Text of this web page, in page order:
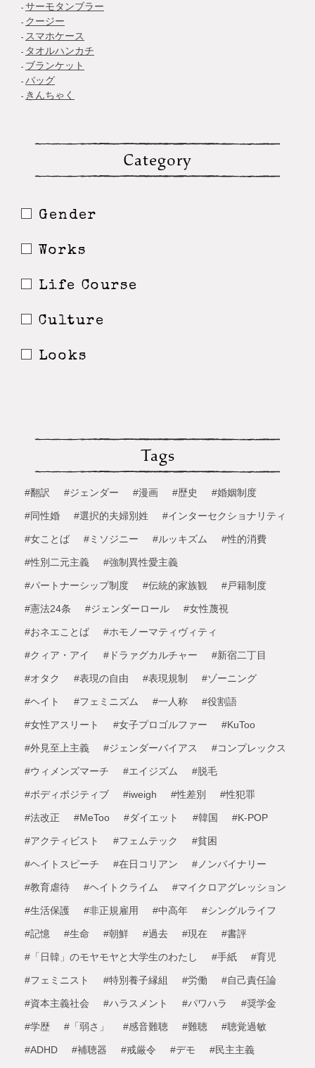
サーモタンブラー
クージー
スマホケース
タオルハンカチ
ブランケット
バッグ
きんちゃく
Category
Gender
Works
Life Course
Culture
Looks
Tags
#翻訳 #ジェンダー #漫画 #歴史 #婚姻制度
#同性婚 #選択的夫婦別姓 #インターセクショナリティ
#女ことば #ミソジニー #ルッキズム #性的消費
#性別二元主義 #強制異性愛主義
#パートナーシップ制度 #伝統的家族観 #戸籍制度
#憲法24条 #ジェンダーロール #女性蔑視
#おネエことば #ホモノーマティヴィティ
#クィア・アイ #ドラァグカルチャー #新宿二丁目
#オタク #表現の自由 #表現規制 #ゾーニング
#ヘイト #フェミニズム #一人称 #役割語
#女性アスリート #女子プロゴルファー #KuToo
#外見至上主義 #ジェンダーバイアス #コンプレックス
#ウィメンズマーチ #エイジズム #脱毛
#ボディポジティブ #iweigh #性差別 #性犯罪
#法改正 #MeToo #ダイエット #韓国 #K-POP
#アクティビスト #フェムテック #貧困
#ヘイトスピーチ #在日コリアン #ノンバイナリー
#教育虐待 #ヘイトクライム #マイクロアグレッション
#生活保護 #非正規雇用 #中高年 #シングルライフ
#記憶 #生命 #朝鮮 #過去 #現在 #書評
#「日韓」のモヤモヤと大学生のわたし #手紙 #育児
#フェミニスト #特別養子縁組 #労働 #自己責任論
#資本主義社会 #ハラスメント #パワハラ #奨学金
#学歴 #「弱さ」 #感音難聴 #難聴 #聴覚過敏
#ADHD #補聴器 #戒厳令 #デモ #民主主義